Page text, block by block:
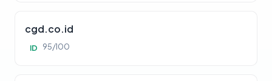
cgd.co.id
ID 95/100